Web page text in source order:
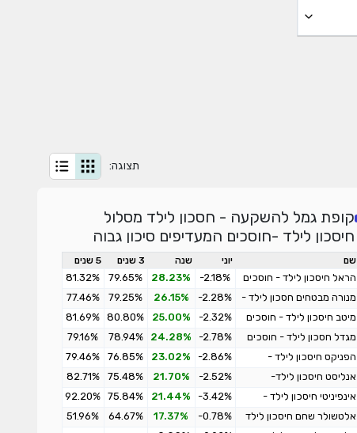
תצוגה:
קופת גמל להשקעה - חסכון לילד מסלול
חיסכון לילד -חוסכים המעדיפים סיכון גבוה
שם יוני שנה 3 שנים 5 שנים
הראל חיסכון לילד - חוסכים
-2.18%
28.23%
79.65%
81.32%
מנורה מבטחים חסכון לילד -
מוגבר
-2.28%
26.15%
79.25%
77.46%
מיטב חיסכון לילד - חוסכים
-2.32%
25.00%
80.80%
81.69%
מגדל חסכון לילד - חוסכים
-2.78%
24.28%
78.94%
79.16%
הפניקס חיסכון לילד -
מוגבר
-2.86%
23.02%
76.85%
79.46%
אנליסט חיסכון לילד-
מוגבר
-2.52%
21.70%
75.48%
82.71%
אינפיניטי חיסכון לילד -
מוגבר
-3.42%
21.44%
75.84%
92.20%
אלטשולר שחם חיסכון לילד
-0.78%
17.37%
64.67%
51.96%